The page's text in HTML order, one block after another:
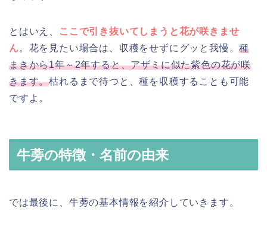
とはいえ、
ここで引き抜いてしまうと花が咲きませ
ん。花を見たい場合は、収穫をせずにグッと我慢。種
まきから1年～2年すると、アザミに似た紫色の花が咲
きます。枯れるまで待つと、種を収穫することも可能
ですよ。
牛蒡の特徴・名前の由来
では最後に、牛蒡の基本情報を紹介していきます。